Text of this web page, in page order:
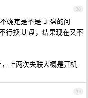
38
确定是不是 U 盘的问
行换 U 盘，结果现在又不
上两次失联大概是开机
39